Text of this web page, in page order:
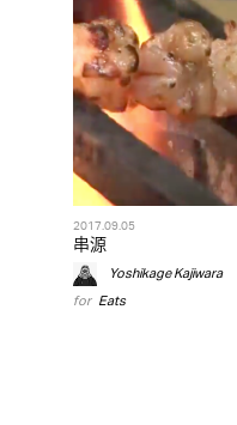
2017.09.05
串源
Yoshikage Kajiwara
for Eats